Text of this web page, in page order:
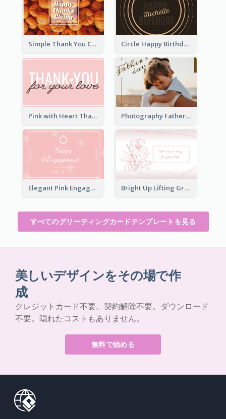
Simple Thank You Card Circle Happy Birthday Greeting Card
Pink with Heart Thank You Card Photography Father's Day Celebration Card
Elegant Pink Engagement Greeting Card Bright Up Lifting Greeting Card
すべてのグリーティングカードテンプレートを見る
美しいデザインをその場で作
成
クレジットカード不要。契約解除不要。ダウンロード
不要。隠れたコストもありません。
無料で始める